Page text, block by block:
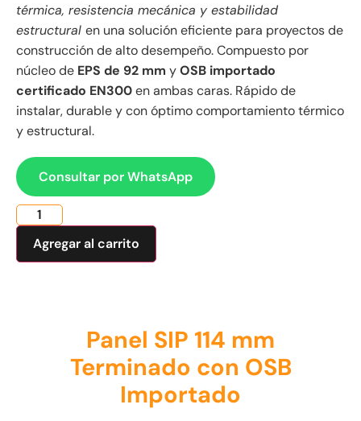
térmica, resistencia mecánica y estabilidad
estructural en una solución eficiente para proyectos de
construcción de alto desempeño. Compuesto por
núcleo de EPS de 92 mm yOSB importado
certificado EN300en ambas caras. Rápido de
instalar, durable y con óptimo comportamiento térmico
y estructural.
Consultar por WhatsApp
Agregar al carrito
Panel SIP 114 mm
Terminado con OSB
Importado